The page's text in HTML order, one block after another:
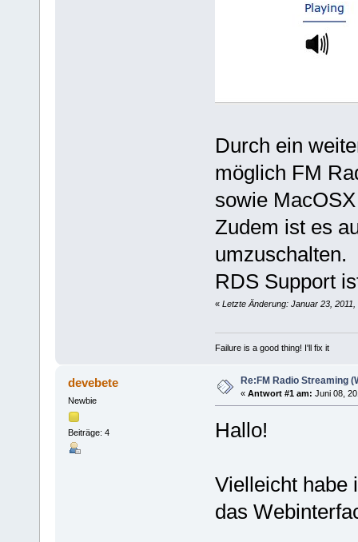
Durch ein
möglich FM
sowie
Zudem ist es
umzuschalten.
RDS Support
« Letzte Änderung: Januar 23,
Failure is a good thing! I'll fix it
devebete
Newbie
Beiträge: 4
Re:FM Radio Streaming
« Antwort #1 am: Juni 08,
Hallo!
Vielleicht habe
das